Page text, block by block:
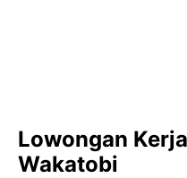
Lowongan
Wakatobi